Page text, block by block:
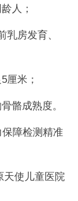
人；
房发育、
厘米；
骼成熟度。
障检测精准
天使儿童医院